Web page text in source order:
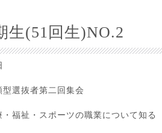
生(51回生)NO.2
型選抜者第二回集会
福祉・スポーツの職業について知る